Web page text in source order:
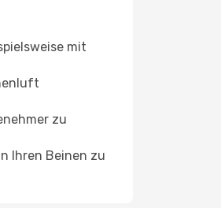
mit
zu
Ihren Beinen zu